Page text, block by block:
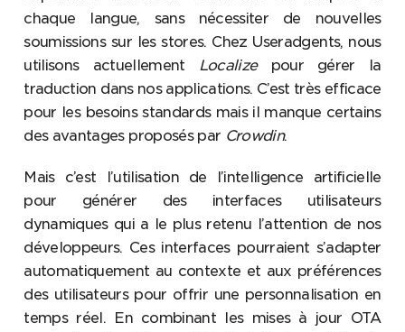
chaque langue, sans nécessiter de nouvelles
soumissions sur les stores. Chez Useradgents, nous
utilisons actuellement Localizepour gérer la
traduction dans nos applications. C’est très efficace
pour les besoins standards mais il manque certains
des avantages proposés par Crowdin.
Mais c’est l’utilisation de l’intelligence artificielle
pour générer des interfaces utilisateurs
dynamiques qui a le plus retenu l’attention de nos
développeurs. Ces interfaces pourraient s’adapter
automatiquement au contexte et aux préférences
des utilisateurs pour offrir une personnalisation en
temps réel. En combinant les mises à jour OTA